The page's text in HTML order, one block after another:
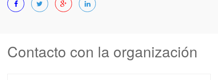
Contacto con la organización